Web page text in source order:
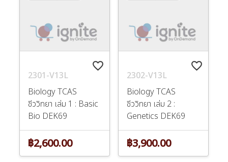
favorite_border
2301-V13L
Biology TCAS
ชีววิทยา เล่ม 1 : Basic
Bio DEK69
฿2,600.00
favorite_border
2302-V13L
Biology TCAS
ชีววิทยา เล่ม 2 :
Genetics DEK69
฿3,900.00